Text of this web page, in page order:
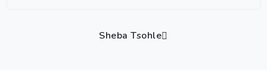
Sheba Tsohle